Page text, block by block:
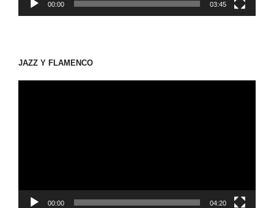
00:00 03:45
JAZZ Y FLAMENCO
00:00 04:20